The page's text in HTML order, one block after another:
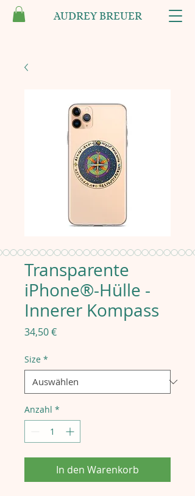
AUDREY BREUER
Transparente
iPhone®-Hülle -
Innerer Kompass
34,50 €Preis
Size *
Anzahl *
In den Warenkorb